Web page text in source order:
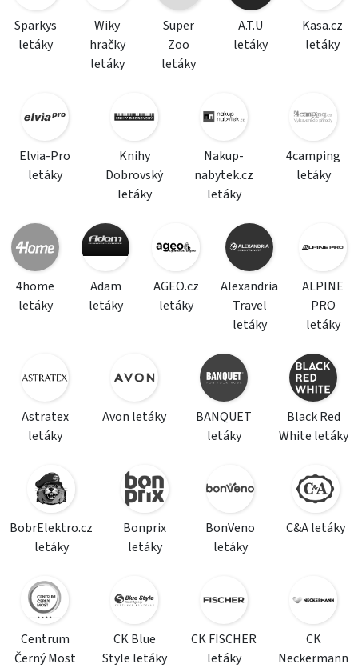
Sparkys
letáky
Wiky
hračky
letáky
Super
Zoo
letáky
A.T.U
letáky
Kasa.cz
letáky
Elvia-Pro
letáky
Knihy
Dobrovský
letáky
Nakup-
nabytek.cz
letáky
4camping
letáky
4home
letáky
Adam
letáky
AGEO.cz
letáky
Alexandria
Travel
letáky
ALPINE
PRO
letáky
Astratex
letáky
Avon letáky
BANQUET
letáky
Black Red
White letáky
BobrElektro.cz
letáky
Bonprix
letáky
BonVeno
letáky
C&A letáky
Centrum
Černý Most
CK Blue
Style letáky
CK FISCHER
letáky
CK
Neckermann